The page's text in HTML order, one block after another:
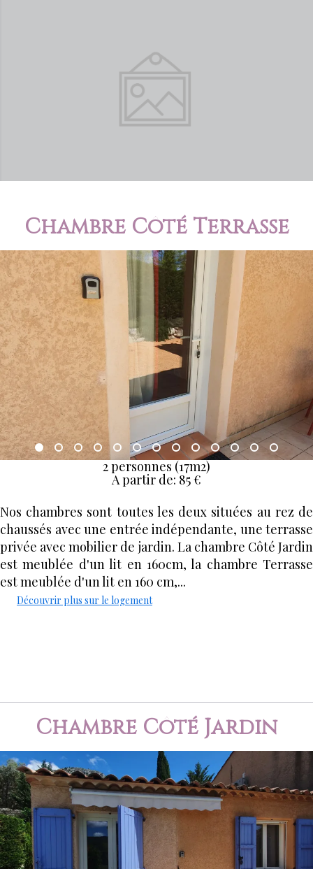
Chambre Côté Terrasse
2 personnes (17m2)
A partir de: 85 €
Nos chambres sont toutes les deux situées au rez de
chaussés avec une entrée indépendante, une terrasse
privée avec mobilier de jardin. La chambre Côté Jardin
est meublée d'un lit en 160cm, la chambre Terrasse
est meublée d'un lit en 160 cm,...
Découvrir plus sur le logement
Chambre Côté Jardin